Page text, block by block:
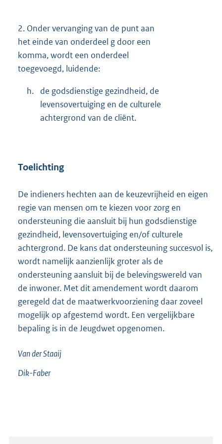
2. Onder vervanging van de punt aan
het einde van onderdeel g door een
komma, wordt een onderdeel
toegevoegd, luidende:
h.
de godsdienstige gezindheid, de
levensovertuiging en de culturele
achtergrond van de cliënt.
Toelichting
De indieners hechten aan de keuzevrijheid en eigen
regie van mensen om te kiezen voor zorg en
ondersteuning die aansluit bij hun godsdienstige
gezindheid, levensovertuiging en/of culturele
achtergrond. De kans dat ondersteuning succesvol is,
wordt namelijk aanzienlijk groter als de
ondersteuning aansluit bij de belevingswereld van
de inwoner. Met dit amendement wordt daarom
geregeld dat de maatwerkvoorziening daar zoveel
mogelijk op afgestemd wordt. Een vergelijkbare
bepaling is in de Jeugdwet opgenomen.
Van der Staaij
Dik-Faber